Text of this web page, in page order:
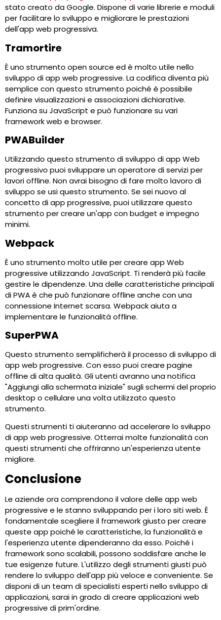
stato creato da Google. Dispone di varie librerie e moduli
per facilitare lo sviluppo e migliorare le prestazioni
dell'app web progressiva.
Tramortire
È uno strumento open source ed è molto utile nello
sviluppo di app web progressive. La codifica diventa più
semplice con questo strumento poiché è possibile
definire visualizzazioni e associazioni dichiarative.
Funziona su JavaScript e può funzionare su vari
framework web e browser.
PWABuilder
Utilizzando questo strumento di sviluppo di app Web
progressivo puoi sviluppare un operatore di servizi per
lavori offline. Non avrai bisogno di fare molto lavoro di
sviluppo se usi questo strumento. Se sei nuovo al
concetto di app progressive, puoi utilizzare questo
strumento per creare un'app con budget e impegno
minimi.
Webpack
È uno strumento molto utile per creare app Web
progressive utilizzando JavaScript. Ti renderà più facile
gestire le dipendenze. Una delle caratteristiche principali
di PWA è che può funzionare offline anche con una
connessione Internet scarsa. Webpack aiuta a
implementare le funzionalità offline.
SuperPWA
Questo strumento semplificherà il processo di sviluppo di
app web progressive. Con esso puoi creare pagine
offline di alta qualità. Gli utenti avranno una notifica
"Aggiungi alla schermata iniziale" sugli schermi del proprio
desktop o cellulare una volta utilizzato questo
strumento.
Questi strumenti ti aiuteranno ad accelerare lo sviluppo
di app web progressive. Otterrai molte funzionalità con
questi strumenti che offriranno un'esperienza utente
migliore.
Conclusione
Le aziende ora comprendono il valore delle app web
progressive e le stanno sviluppando per i loro siti web. È
fondamentale scegliere il framework giusto per creare
queste app poiché le caratteristiche, la funzionalità e
l'esperienza utente dipenderanno da esso. Poiché i
framework sono scalabili, possono soddisfare anche le
tue esigenze future. L'utilizzo degli strumenti giusti può
rendere lo sviluppo dell'app più veloce e conveniente. Se
disponi di un team di specialisti esperti nello sviluppo di
applicazioni, sarai in grado di creare applicazioni web
progressive di prim'ordine.